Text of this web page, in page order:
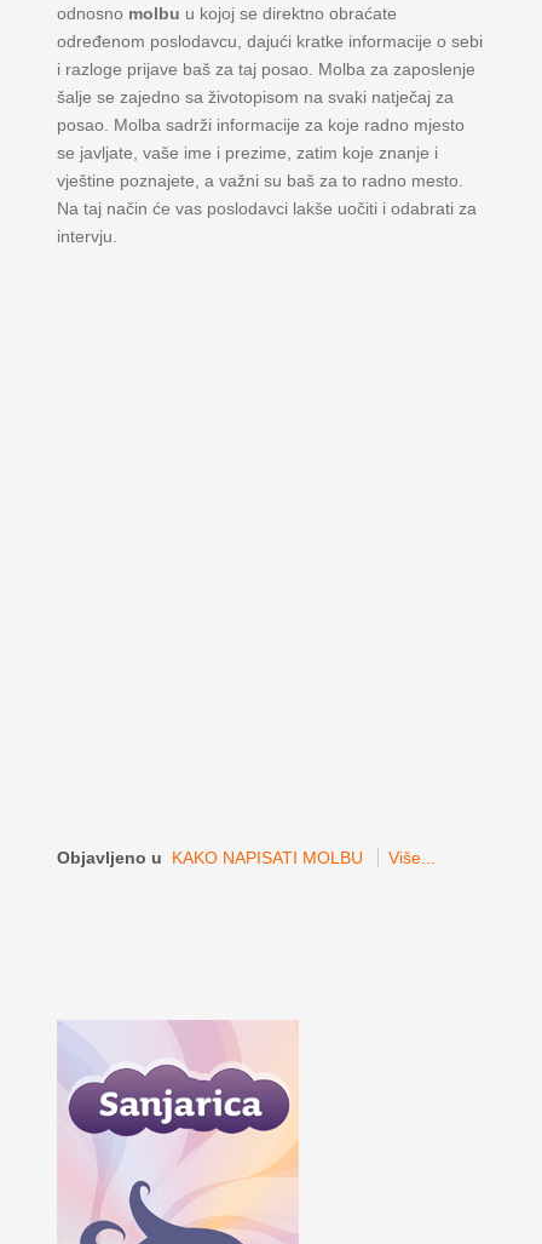
odnosno molbu u kojoj se direktno obraćate
određenom poslodavcu, dajući kratke informacije o sebi
i razloge prijave baš za taj posao. Molba za zaposlenje
šalje se zajedno sa životopisom na svaki natječaj za
posao. Molba sadrži informacije za koje radno mjesto
se javljate, vaše ime i prezime, zatim koje znanje i
vještine poznajete, a važni su baš za to radno mesto.
Na taj način će vas poslodavci lakše uočiti i odabrati za
intervju.
Objavljeno u KAKO NAPISATI MOLBU Više...